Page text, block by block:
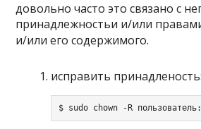
довольно часто это связано с
принадлежностьи и/или
и/или его содержимого.
исправить принадленость:
$ sudo chown -R